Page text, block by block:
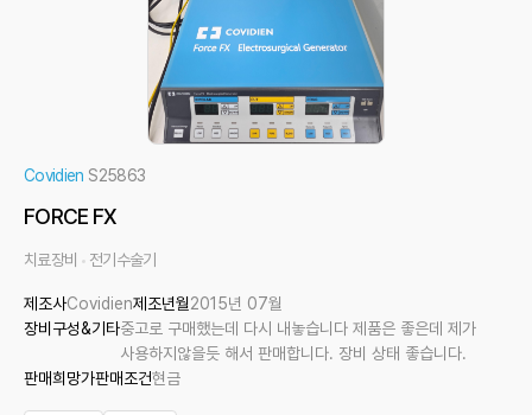
Covidien S25863
FORCE FX
치료장비 전기수술기
제조사Covidien제조년월2015년 07월
장비구성&기타중고로 구매했는데 다시 내놓습니다 제품은 좋은데 제가
사용하지않을듯 해서 판매합니다. 장비 상태 좋습니다.
판매희망가판매조건현금